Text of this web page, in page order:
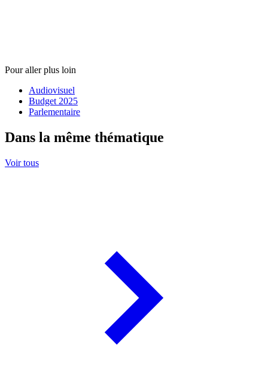
Pour aller plus loin
Audiovisuel
Budget 2025
Parlementaire
Dans la même thématique
Voir tous